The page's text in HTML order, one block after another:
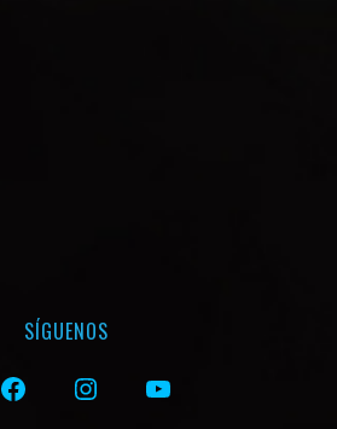
SÍGUENOS
FACEBOOKINSTAGRAMYOUTUBE